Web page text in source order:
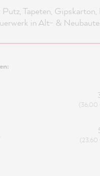
Putz, Tapeten,
in Alt- &
(36,00
(23,60